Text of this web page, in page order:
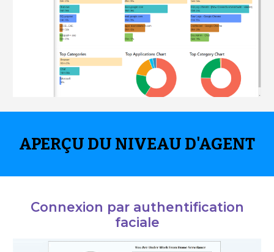
APERÇU DU NIVEAU D'AGENT
Connexion par authentification
faciale